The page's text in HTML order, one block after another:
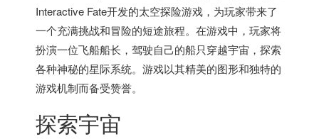
Interactive Fate开发的太空探险游戏，为玩家带来了
一个充满挑战和冒险的短途旅程。在游戏中，玩家将
扮演一位飞船船长，驾驶自己的船只穿越宇宙，探索
各种神秘的星际系统。游戏以其精美的图形和独特的
游戏机制而备受赞誉。
探索宇宙